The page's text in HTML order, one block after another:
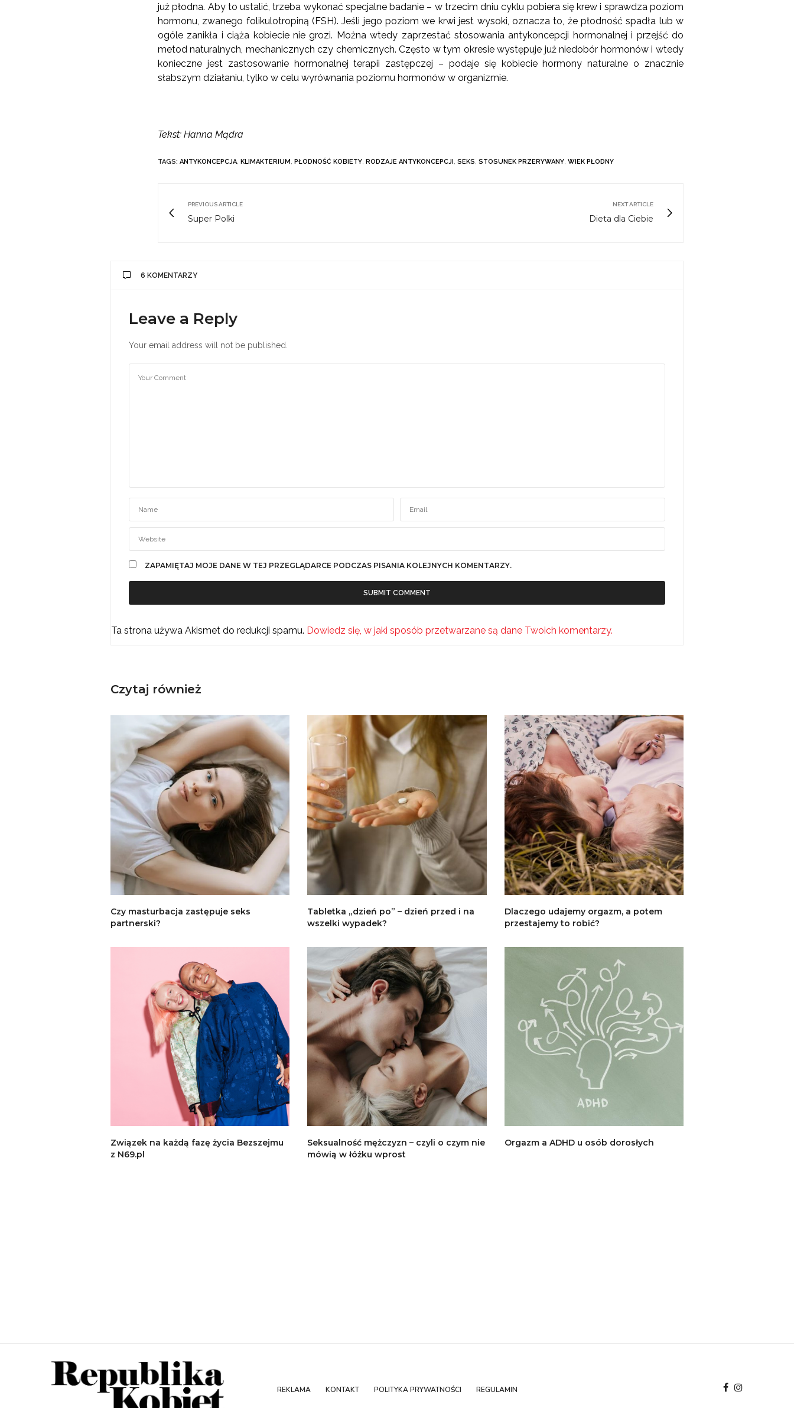
już płodna. Aby to ustalić, trzeba wykonać specjalne badanie – w trzecim dniu cyklu pobiera się krew i sprawdza poziom
hormonu, zwanego folikulotropiną (FSH). Jeśli jego poziom we krwi jest wysoki, oznacza to, że płodność spadła lub w
ogóle zanikła i ciąża kobiecie nie grozi. Można wtedy zaprzestać stosowania antykoncepcji hormonalnej i przejść do
metod naturalnych, mechanicznych czy chemicznych. Często w tym okresie występuje już niedobór hormonów i wtedy
konieczne jest zastosowanie hormonalnej terapii zastępczej – podaje się kobiecie hormony naturalne o znacznie
słabszym działaniu, tylko w celu wyrównania poziomu hormonów w organizmie.
Tekst: Hanna Mądra
TAGS: ANTYKONCEPCJA, KLIMAKTERIUM, PŁODNOŚĆ KOBIETY, RODZAJE ANTYKONCEPCJI, SEKS, STOSUNEK PRZERYWANY, WIEK PŁODNY
PREVIOUS ARTICLE
Super Polki
NEXT ARTICLE
Dieta dla Ciebie
6 KOMENTARZY
Leave a Reply
Your email address will not be published.
ZAPAMIĘTAJ MOJE DANE W TEJ PRZEGLĄDARCE PODCZAS PISANIA KOLEJNYCH KOMENTARZY.
Ta strona używa Akismet do redukcji spamu. Dowiedz się, w jaki sposób przetwarzane są dane Twoich komentarzy.
Czytaj również
Czy masturbacja zastępuje seks
partnerski?
Tabletka „dzień po” – dzień przed i na
wszelki wypadek?
Dlaczego udajemy orgazm, a potem
przestajemy to robić?
Związek na każdą fazę życia Bezszejmu
z N69.pl
Seksualność mężczyzn – czyli o czym nie
mówią w łóżku wprost
Orgazm a ADHD u osób dorosłych
REKLAMA KONTAKT POLITYKA PRYWATNOŚCI REGULAMIN